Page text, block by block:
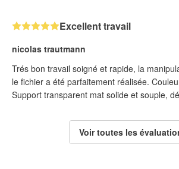
Excellent travail
nicolas trautmann
Trés bon travail soigné et rapide, la
le fichier a été parfaitement réalisée.
Support transparent mat solide et souple,
Voir toutes les